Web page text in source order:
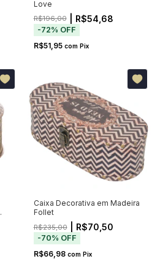
Love
R$196,00| R$54,68
-72% OFF
R$51,95 com Pix
Caixa Decorativa em Madeira
Follet
R$235,00| R$70,50
-70% OFF
R$66,98 com Pix